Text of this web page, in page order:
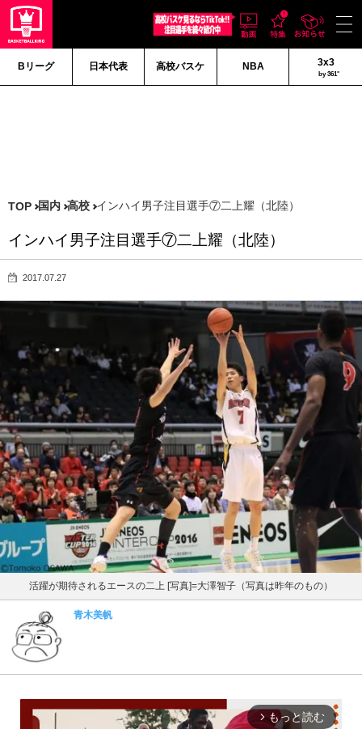
Bリーグ 日本代表 高校バスケ NBA 3x3
by 361°
TOP 国内 高校 インハイ男子注目選手⑦二上耀（北陸）
インハイ男子注目選手⑦二上耀（北陸）
2017.07.27
活躍が期待されるエースの二上 [写真]=大澤智子（写真は昨年のもの）
青木美帆
arrow_forward_ios もっと読む